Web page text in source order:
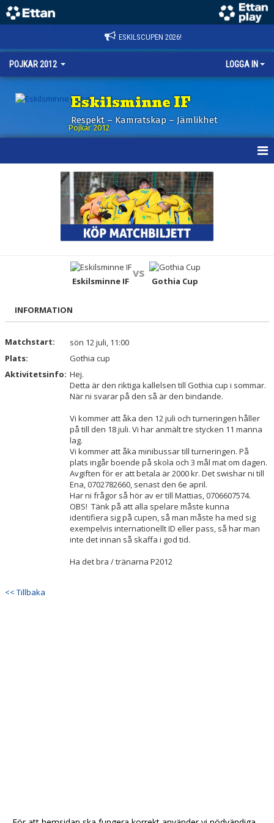
ESKILSCUPEN 2026!
POJKAR 2012 LOGGA IN
Eskilsminne IF
Respekt – Kamratskap – Jämlikhet
Pojkar 2012
BILDGALLERI
KONTAKT
APP FÖR KALLELSER, KONTAKTER ETC
Eskilsminne IF
vs
Gothia Cup
INFORMATION
Matchstart:
sön 12 juli, 11:00
Plats:
Gothia cup
Aktivitetsinfo: Hej.
Detta är den riktiga kallelsen till Gothia cup i sommar.
När ni svarar på den så är den bindande.
Vi kommer att åka den 12 juli och turneringen håller
på till den 18 juli. Vi har anmält tre stycken 11 manna
lag.
Vi kommer att åka minibussar till turneringen. På
plats ingår boende på skola och 3 mål mat om dagen.
Avgiften för er att betala är 2000 kr. Det swishar ni till
Ena, 0702782660, senast den 6e april.
Har ni frågor så hör av er till Mattias, 0706607574.
OBS! Tänk på att alla spelare måste kunna
identifiera sig på cupen, så man måste ha med sig
exempelvis internationellt ID eller pass, så har man
inte det innan så skaffa i god tid.
Ha det bra / tränarna P2012
<< Tillbaka